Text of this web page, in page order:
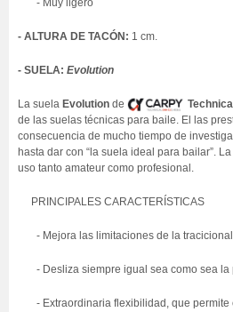
- Muy ligero
- ALTURA DE TACÓN: 1 cm.
- SUELA: Evolution
La suela Evolution de
de las suelas técnicas para baile. El las
consecuencia de mucho tiempo de
hasta dar con “la suela ideal para bailar”.
uso tanto amateur como profesional.
PRINCIPALES CARACTERÍSTICAS
- Mejora las limitaciones de la tracicional
- Desliza siempre igual sea como sea la
- Extraordinaria flexibilidad, que permite